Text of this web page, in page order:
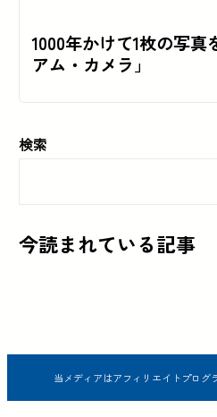
1000年かけて1枚の写
アム・カメラ」
検索
今読まれている記事
当メディアはアフィリエイトプログ